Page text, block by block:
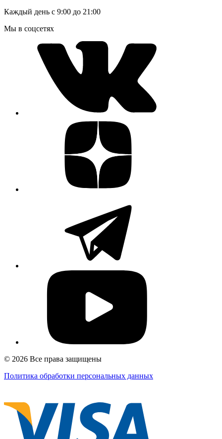
Каждый день с 9:00 до 21:00
Мы в соцсетях
© 2026 Все права защищены
Политика обработки персональных данных